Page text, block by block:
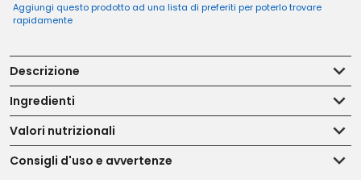
Aggiungi questo prodotto ad una lista di preferiti per poterlo trovare
rapidamente
Descrizione
Ingredienti
Valori nutrizionali
Consigli d'uso e avvertenze